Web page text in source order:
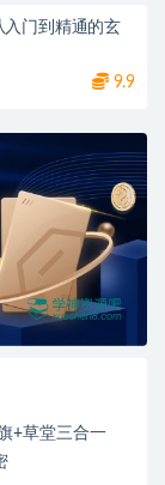
入门到精通的玄
9.9
+草堂三合一